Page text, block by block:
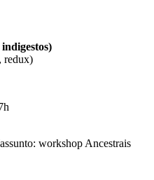
redux)
workshop Ancestrais